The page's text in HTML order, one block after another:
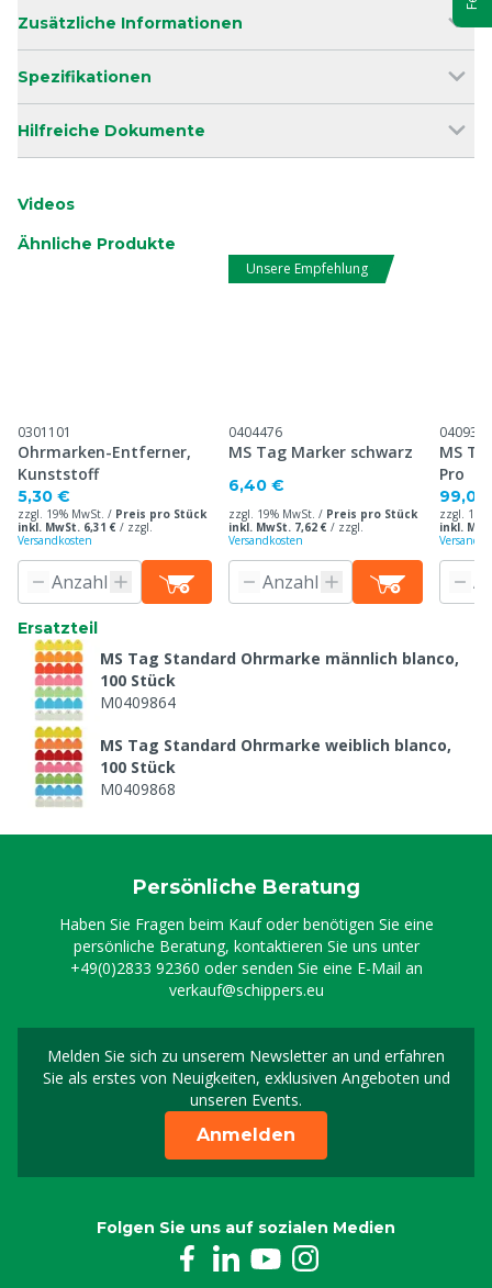
Zusätzliche Informationen
Spezifikationen
Hilfreiche Dokumente
Videos
Ähnliche Produkte
0301101
Ohrmarken-Entferner,
Kunststoff
5,30 €
zzgl. 19% MwSt. / Preis pro Stück
inkl. MwSt. 6,31 € / zzgl.
Versandkosten
Unsere Empfehlung
0404476
MS Tag Marker schwarz
6,40 €
zzgl. 19% MwSt. / Preis pro Stück
inkl. MwSt. 7,62 € / zzgl.
Versandkosten
0409302
MS
Pro
zzgl.
inkl.
Ersatzteil
MS Tag Standard Ohrmarke männlich blanco,
100 Stück
M0409864
MS Tag Standard Ohrmarke weiblich blanco,
100 Stück
M0409868
Persönliche Beratung
Haben Sie Fragen beim Kauf oder benötigen Sie eine
persönliche Beratung, kontaktieren Sie uns unter
+49(0)2833 92360 oder senden Sie eine E-Mail an
verkauf@schippers.eu
Melden Sie sich zu unserem Newsletter an und erfahren
Sie als erstes von Neuigkeiten, exklusiven Angeboten und
unseren Events.
Melden Sie sich für
Anmelden
Folgen Sie uns auf sozialen Medien